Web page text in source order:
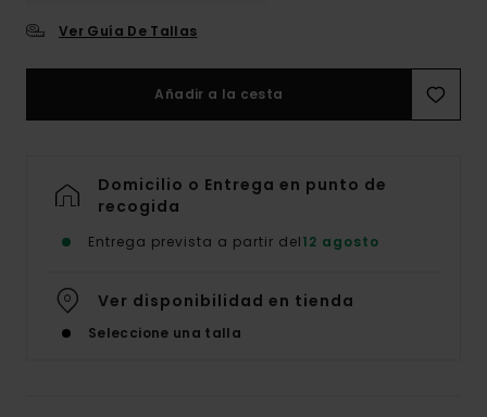
Ver Guía De Tallas
Añadir a la cesta
Domicilio o Entrega en punto de
recogida
Entrega prevista a partir del12 agosto
Ver disponibilidad en tienda
Seleccione una talla